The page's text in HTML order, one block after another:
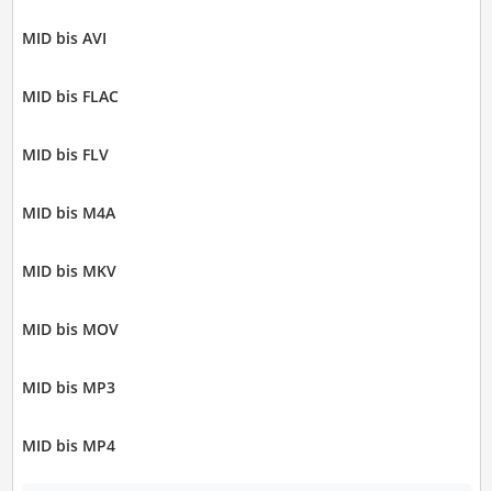
MID bis AVI
MID bis FLAC
MID bis FLV
MID bis M4A
MID bis MKV
MID bis MOV
MID bis MP3
MID bis MP4